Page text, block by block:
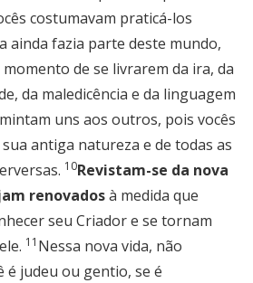
costumavam praticá-los
ainda fazia parte deste mundo,
de se livrarem da ira, da
da maledicência e da linguagem
uns aos outros, pois vocês
antiga natureza e de todas as
10Revistam-se da nova
renovadosà medida que
seu Criador e se tornam
11 Nessa nova vida, não
é judeu ou gentio, se é